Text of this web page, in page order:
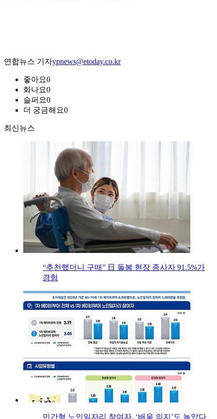
연합뉴스 기자ypnews@etoday.co.kr
좋아요0
화나요0
슬퍼요0
더 궁금해요0
최신뉴스
“추천했더니 구매” 日 돌봄 현장 종사자 91.5%가
경험
민간형 노인일자리 참여자, ‘배움 의지’도 높았다